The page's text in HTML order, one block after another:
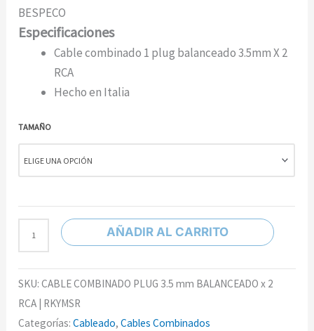
BESPECO
Especificaciones
Cable combinado 1 plug balanceado 3.5mm X 2
RCA
Hecho en Italia
TAMAÑO
AÑADIR AL CARRITO
SKU:CABLE COMBINADO PLUG 3.5 mm BALANCEADO x 2
RCA | RKYMSR
Categorías:Cableado,Cables Combinados